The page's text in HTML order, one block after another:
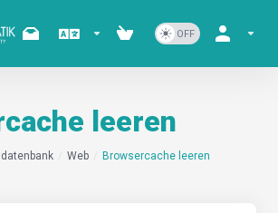
leeren
Web Browsercache leeren